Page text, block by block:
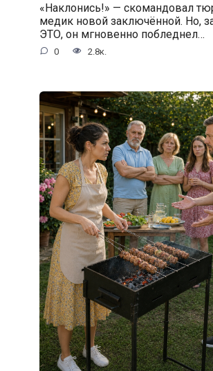
«Наклонись!» — скомандовал
медик новой заключённой. Но,
ЭТО, он мгновенно побледнел…
0 2.8к.